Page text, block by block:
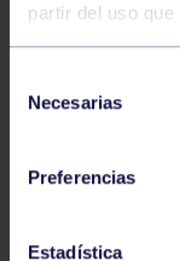
partir del uso
Necesarias
Preferencias
Estadística
ABSOLUTO